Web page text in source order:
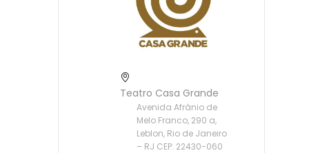
Teatro Casa Grande
Avenida Afrânio de
Melo Franco, 290 a,
Leblon, Rio de Janeiro
– RJ CEP: 22430-060